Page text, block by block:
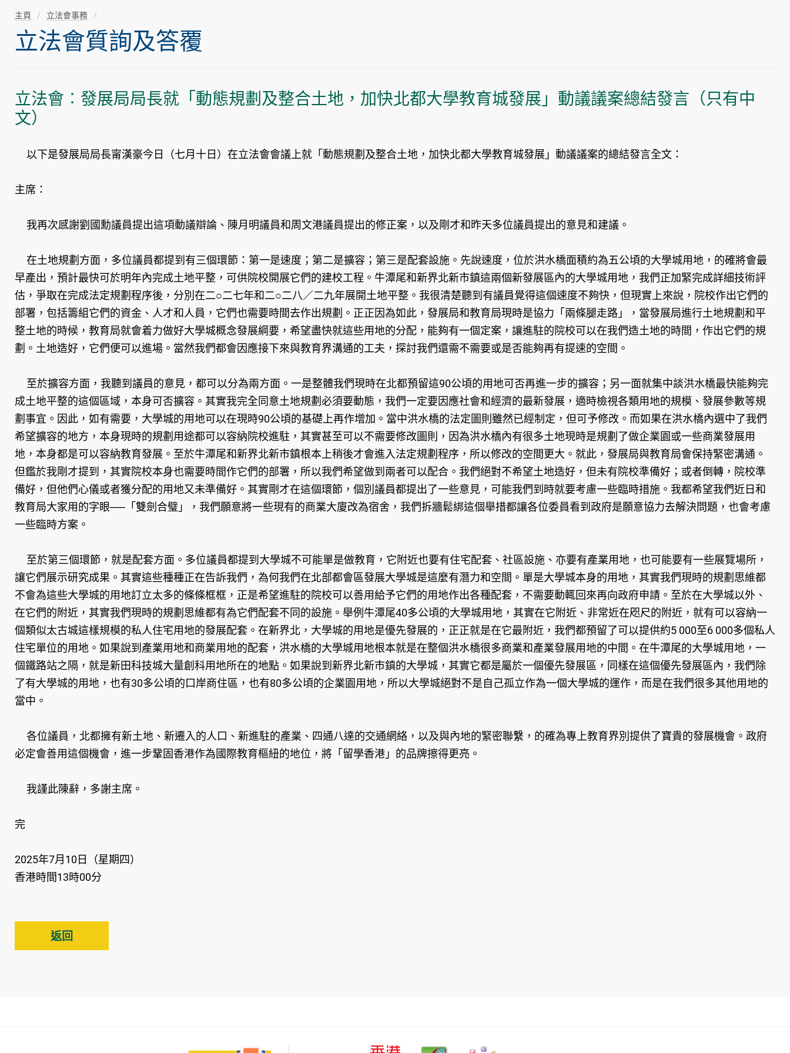
主頁 立法會事務
立法會質詢及答覆
立法會︰發展局局長就「動態規劃及整合土地，加快北都大學教育城發展」動議議案總結發言（只有中
文）
以下是發展局局長甯漢豪今日（七月十日）在立法會會議上就「動態規劃及整合土地，加快北都大學教育城發展」動議議案的總結發言全文：
主席：
我再次感謝劉國勳議員提出這項動議辯論、陳月明議員和周文港議員提出的修正案，以及剛才和昨天多位議員提出的意見和建議。
在土地規劃方面，多位議員都提到有三個環節：第一是速度；第二是擴容；第三是配套設施。先說速度，位於洪水橋面積約為五公頃的大學城用地，的確將會最
早產出，預計最快可於明年內完成土地平整，可供院校開展它們的建校工程。牛潭尾和新界北新市鎮這兩個新發展區內的大學城用地，我們正加緊完成詳細技術評
估，爭取在完成法定規劃程序後，分別在二○二七年和二○二八／二九年展開土地平整。我很清楚聽到有議員覺得這個速度不夠快，但現實上來說，院校作出它們的
部署，包括籌組它們的資金、人才和人員，它們也需要時間去作出規劃。正正因為如此，發展局和教育局現時是協力「兩條腿走路」，當發展局進行土地規劃和平
整土地的時候，教育局就會着力做好大學城概念發展綱要，希望盡快就這些用地的分配，能夠有一個定案，讓進駐的院校可以在我們造土地的時間，作出它們的規
劃。土地造好，它們便可以進場。當然我們都會因應接下來與教育界溝通的工夫，探討我們還需不需要或是否能夠再有提速的空間。
至於擴容方面，我聽到議員的意見，都可以分為兩方面。一是整體我們現時在北都預留這90公頃的用地可否再進一步的擴容；另一面就集中談洪水橋最快能夠完
成土地平整的這個區域，本身可否擴容。其實我完全同意土地規劃必須要動態，我們一定要因應社會和經濟的最新發展，適時檢視各類用地的規模、發展參數等規
劃事宜。因此，如有需要，大學城的用地可以在現時90公頃的基礎上再作增加。當中洪水橋的法定圖則雖然已經制定，但可予修改。而如果在洪水橋內選中了我們
希望擴容的地方，本身現時的規劃用途都可以容納院校進駐，其實甚至可以不需要修改圖則，因為洪水橋內有很多土地現時是規劃了做企業園或一些商業發展用
地，本身都是可以容納教育發展。至於牛潭尾和新界北新市鎮根本上稍後才會進入法定規劃程序，所以修改的空間更大。就此，發展局與教育局會保持緊密溝通。
但鑑於我剛才提到，其實院校本身也需要時間作它們的部署，所以我們希望做到兩者可以配合。我們絕對不希望土地造好，但未有院校準備好；或者倒轉，院校準
備好，但他們心儀或者獲分配的用地又未準備好。其實剛才在這個環節，個別議員都提出了一些意見，可能我們到時就要考慮一些臨時措施。我都希望我們近日和
教育局大家用的字眼──「雙劍合璧」，我們願意將一些現有的商業大廈改為宿舍，我們拆牆鬆綁這個舉措都讓各位委員看到政府是願意協力去解決問題，也會考慮
一些臨時方案。
至於第三個環節，就是配套方面。多位議員都提到大學城不可能單是做教育，它附近也要有住宅配套、社區設施、亦要有產業用地，也可能要有一些展覽場所，
讓它們展示研究成果。其實這些種種正在告訴我們，為何我們在北部都會區發展大學城是這麼有潛力和空間。單是大學城本身的用地，其實我們現時的規劃思維都
不會為這些大學城的用地訂立太多的條條框框，正是希望進駐的院校可以善用給予它們的用地作出各種配套，不需要動輒回來再向政府申請。至於在大學城以外、
在它們的附近，其實我們現時的規劃思維都有為它們配套不同的設施。舉例牛潭尾40多公頃的大學城用地，其實在它附近、非常近在咫尺的附近，就有可以容納一
個類似太古城這樣規模的私人住宅用地的發展配套。在新界北，大學城的用地是優先發展的，正正就是在它最附近，我們都預留了可以提供約5 000至6 000多個私人
住宅單位的用地。如果說到產業用地和商業用地的配套，洪水橋的大學城用地根本就是在整個洪水橋很多商業和產業發展用地的中間。在牛潭尾的大學城用地，一
個鐵路站之隔，就是新田科技城大量創科用地所在的地點。如果說到新界北新市鎮的大學城，其實它都是屬於一個優先發展區，同樣在這個優先發展區內，我們除
了有大學城的用地，也有30多公頃的口岸商住區，也有80多公頃的企業園用地，所以大學城絕對不是自己孤立作為一個大學城的運作，而是在我們很多其他用地的
當中。
各位議員，北都擁有新土地、新遷入的人口、新進駐的產業、四通八達的交通網絡，以及與內地的緊密聯繫，的確為專上教育界別提供了寶貴的發展機會。政府
必定會善用這個機會，進一步鞏固香港作為國際教育樞紐的地位，將「留學香港」的品牌擦得更亮。
我謹此陳辭，多謝主席。
完
2025年7月10日（星期四）
香港時間13時00分
返回